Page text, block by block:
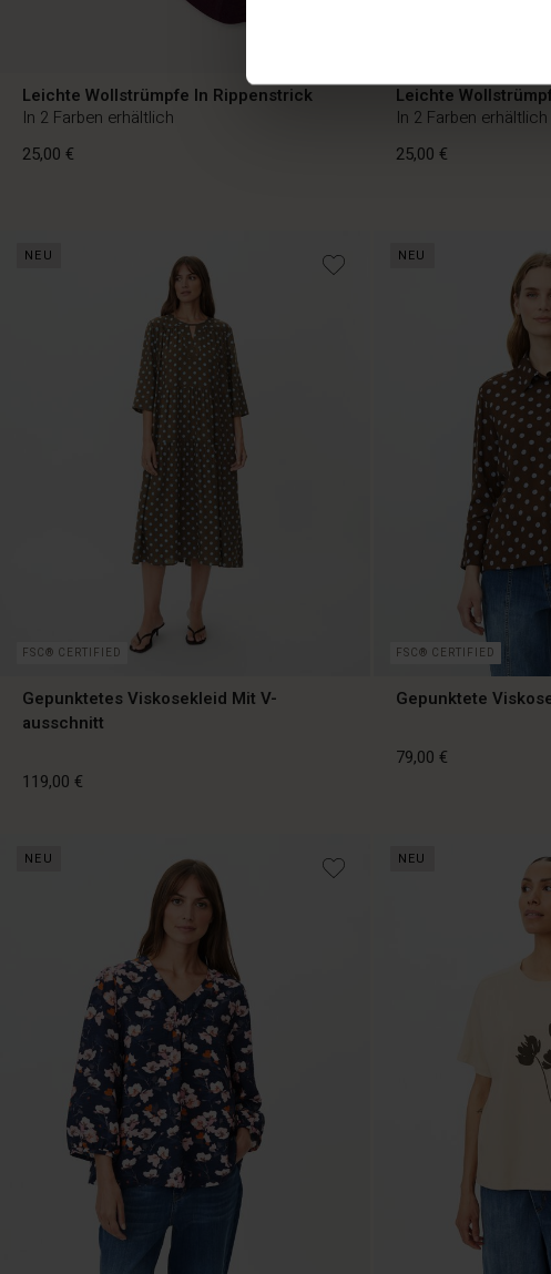
Leichte Wollstrümpfe In Rippenstrick
In 2 Farben erhältlich
25,00 €
Leichte
In 2 Farben erhältlich
25,00 €
NEU
FSC® CERTIFIED
Gepunktetes Viskosekleid Mit V-
ausschnitt
119,00 €
NEU
FSC® CERTIFIED
Gepunktete
79,00 €
NEU NEU